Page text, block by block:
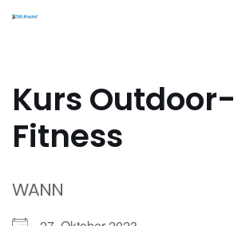
Kurs Outdoor-
Fitness
WANN